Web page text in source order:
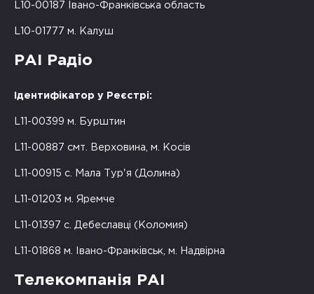
L10-00187 Івано-Франківська область
L10-01777 м. Калуш
РАІ Радіо
Ідентифікатор у Реєстрі:
L11-00399 м. Бурштин
L11-00887 смт. Верховина, м. Косів
L11-00915 с. Мала Тур'я (Долина)
L11-01203 м. Яремче
L11-01397 с. Дебеславці (Коломия)
L11-01868 м. Івано-Франківськ, м. Надвірна
Телекомпанія РАІ